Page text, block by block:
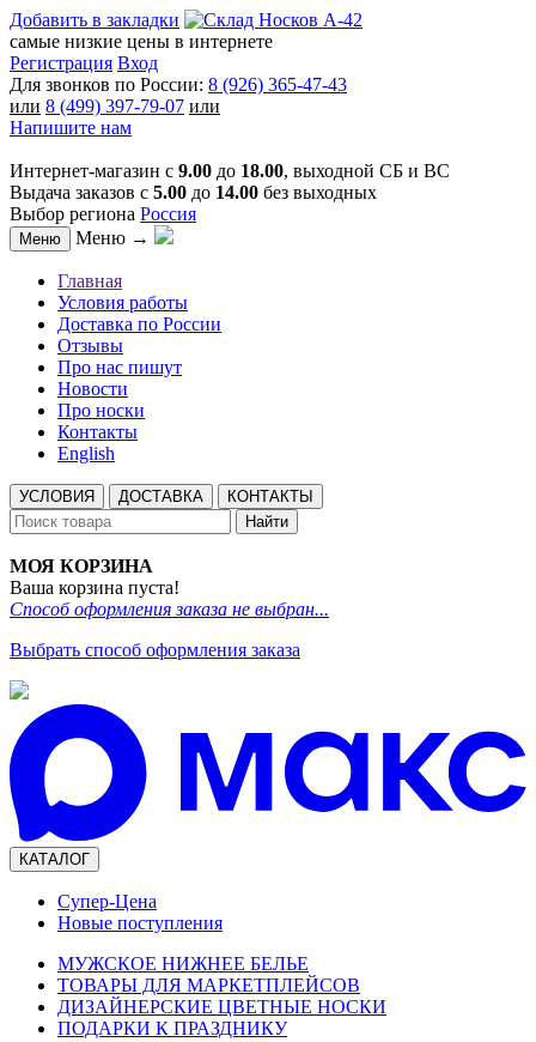
Добавить в закладки
самые низкие цены в интернете
Регистрация Вход
Для звонков по России: 8 (926) 365-47-43
или 8 (499) 397-79-07 или
Напишите нам
Интернет-магазин с 9.00 до 18.00, выходной СБ и ВС
Выдача заказов с 5.00 до 14.00 без выходных
Выбор региона Россия
Меню Меню →
Главная
Условия работы
Доставка по России
Отзывы
Про нас пишут
Новости
Про носки
Контакты
English
УСЛОВИЯ ДОСТАВКА
КОНТАКТЫ
Найти
МОЯ КОРЗИНА
Ваша корзина пуста!
Способ оформления заказа не выбран...
Выбрать способ оформления заказа
КАТАЛОГ
Супер-Цена
Новые поступления
МУЖСКОЕ НИЖНЕЕ БЕЛЬЕ
ТОВАРЫ ДЛЯ МАРКЕТПЛЕЙСОВ
ДИЗАЙНЕРСКИЕ ЦВЕТНЫЕ НОСКИ
ПОДАРКИ К ПРАЗДНИКУ